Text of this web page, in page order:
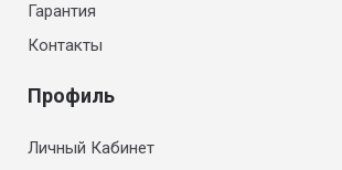
Гарантия
Контакты
Профиль
Личный Кабинет